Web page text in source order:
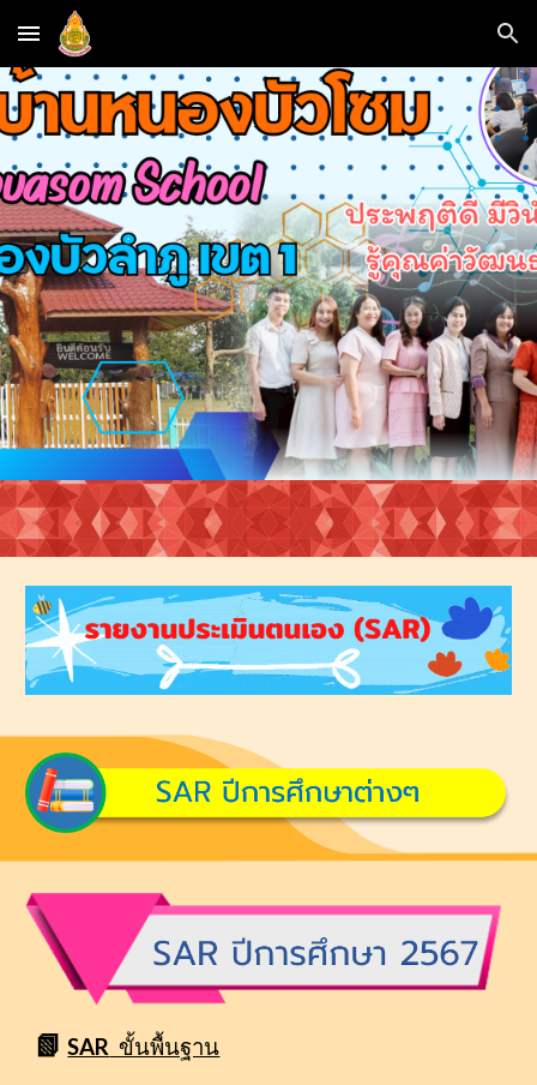
Skip to main content Skip to navigation
📗SAR ขั้นพื้นฐาน